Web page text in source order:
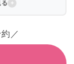
る
／